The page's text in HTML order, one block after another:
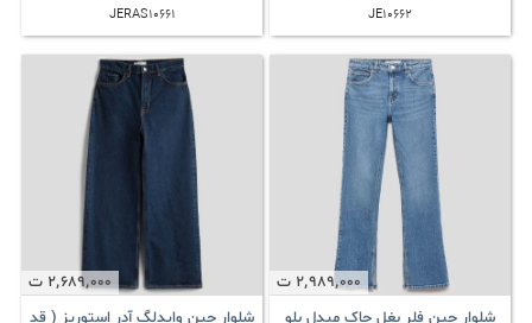
JE10662
JERAS10661
2٬989٬000 ت
شلوار جین فلر بغل چاک میدل بلو
2٬689٬000 ت
شلوار جین وایدلگ آدر استوریز ( قد